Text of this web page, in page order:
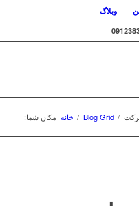
وبلاگ
مکان شما: خانه / Blog Grid /